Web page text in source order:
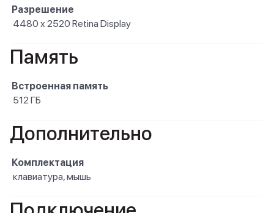
Разрешение
4480 x 2520 Retina Display
Память
Встроенная память
512 ГБ
Дополнительно
Комплектация
клавиатура, мышь